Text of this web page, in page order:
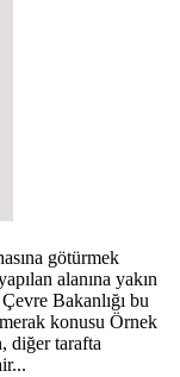
götürmek
alanına yakın
Bakanlığı bu
konusu Örnek
diğer tarafta